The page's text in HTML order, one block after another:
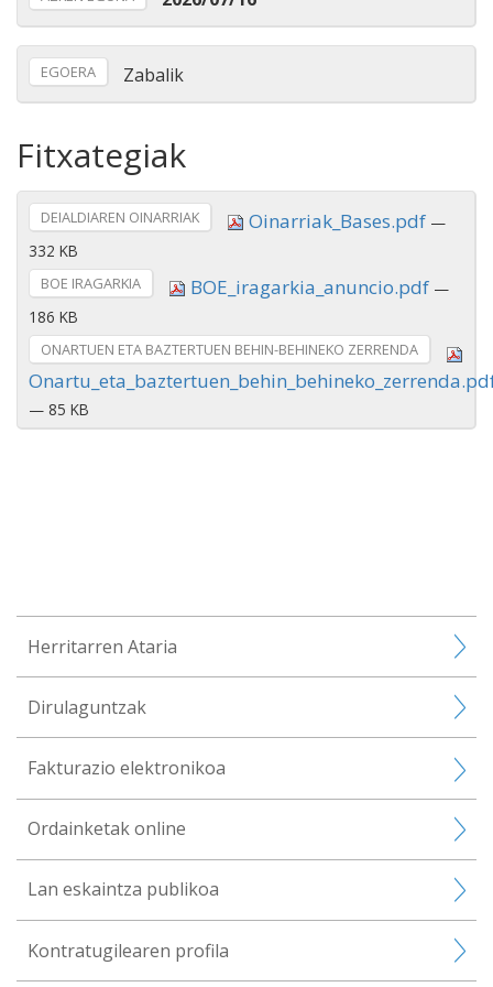
EGOERA Zabalik
Fitxategiak
DEIALDIAREN OINARRIAK Oinarriak_Bases.pdf —
332 KB
BOE IRAGARKIA BOE_iragarkia_anuncio.pdf —
186 KB
ONARTUEN ETA BAZTERTUEN BEHIN-BEHINEKO ZERRENDA
— 85 KB
Herritarren Ataria
Dirulaguntzak
Fakturazio elektronikoa
Ordainketak online
Lan eskaintza publikoa
Kontratugilearen profila